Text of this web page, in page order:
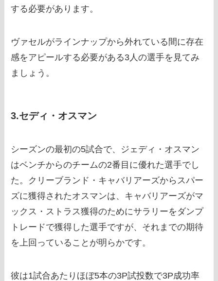
する必要があります。
ヴァセルがラインナップから外れている間に存在
感をアピールする必要がある3人の選手を見てみ
ましょう。
3.セディ・オスマン
シーズンの最初の5試合で、ジェディ・オスマン
はベンチからのチームの2番目に優れた選手でし
た。クリーブランド・キャバリアーズからスパー
ズに獲得されたオスマンは、キャバリアーズがマ
ックス・ストラス獲得のためにサラリーをダンプ
トレードで獲得した選手ですが、それまでの期待
を上回っていることが明らかです。
彼は1試合あたりほぼ5本の3P試投数で3P成功率